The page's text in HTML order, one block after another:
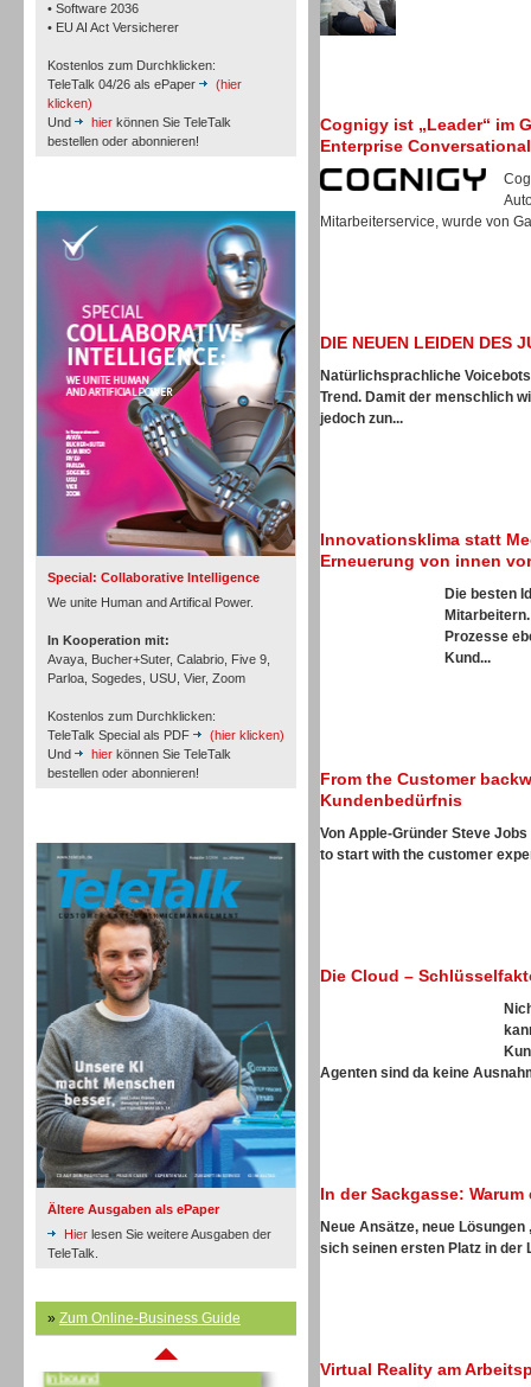
• Software 2036
• EU AI Act Versicherer
Kostenlos zum Durchklicken:
TeleTalk 04/26 als ePaper
(hier
klicken)
Und
hier können Sie TeleTalk
bestellen oder abonnieren!
Special: Collaborative Intelligence
We unite Human and Artifical Power.
In Kooperation mit:
Avaya, Bucher+Suter, Calabrio, Five 9,
Parloa, Sogedes, USU, Vier, Zoom
Kostenlos zum Durchklicken:
TeleTalk Special als PDF
(hier klicken)
Und
hier können Sie TeleTalk
bestellen oder abonnieren!
Ältere Ausgaben als ePaper
Hier lesen Sie weitere Ausgaben der
TeleTalk.
» Zum Online-Business Guide
Workforce-Management
Personal
Inbound
Inbound
Inbound
Cognigy ist „Leader“ im
Enterprise
Mitarbeiterservice, wurde von
DIE NEUEN LEIDEN DES
Natürlichsprachliche
Trend. Damit der menschlich
jedoch zun...
Innovationsklima statt
Erneuerung von innen
Die besten
Prozesse
Kund...
From the Customer
Kundenbedürfnis
Von Apple-Gründer Steve
to start with the customer
Die Cloud –
Agenten sind da keine
In der Sackgasse:
Neue Ansätze, neue Lösungen
sich seinen ersten Platz in der
Virtual Reality am